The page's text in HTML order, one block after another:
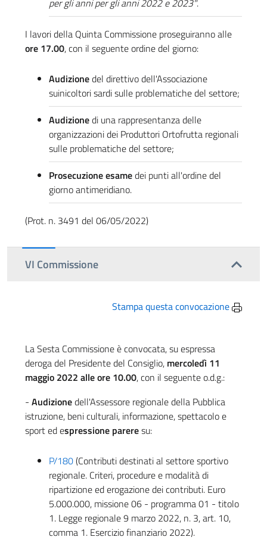
per gli anni per gli anni 2022 e 2023".
I lavori della Quinta Commissione proseguiranno alle
ore 17.00, con il seguente ordine del giorno:
Audizionedel direttivo dell'Associazione
suinicoltori sardi sulle problematiche del settore;
Audizionedi una rappresentanza delle
organizzazioni dei Produttori Ortofrutta regionali
sulle problematiche del settore;
Prosecuzione esamedei punti all'ordine del
giorno antimeridiano.
(Prot. n. 3491 del 06/05/2022)
VI Commissione
Stampa questa convocazione
La Sesta Commissione è convocata, su espressa
deroga del Presidente del Consiglio, mercoledì 11
maggio 2022 alle ore 10.00, con il seguente o.d.g.:
- Audizionedell'Assessore regionale della Pubblica
istruzione, beni culturali, informazione, spettacolo e
sport ed espressione pareresu:
P/180(Contributi destinati al settore sportivo
regionale. Criteri, procedure e modalità di
ripartizione ed erogazione dei contributi. Euro
5.000.000, missione 06 - programma 01 - titolo
1. Legge regionale 9 marzo 2022, n. 3, art. 10,
comma 1. Esercizio finanziario 2022).